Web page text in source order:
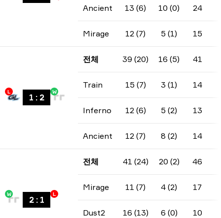
Ancient 13 (6) 10 (0) 24
Mirage 12 (7) 5 (1) 15
L
1 : 2
W
전체 39 (20) 16 (5) 41
Train 15 (7) 3 (1) 14
Inferno 12 (6) 5 (2) 13
Ancient 12 (7) 8 (2) 14
W
2: 1
L
전체 41 (24) 20 (2) 46
Mirage 11 (7) 4 (2) 17
Dust2 16 (13) 6 (0) 10